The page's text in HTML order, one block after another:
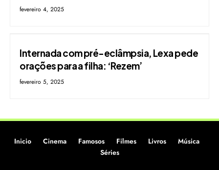
fevereiro 4, 2025
Internada com pré-eclâmpsia, Lexa pede
orações para a filha: ‘Rezem’
fevereiro 5, 2025
Inicio Cinema Famosos Filmes Livros
Música
Séries